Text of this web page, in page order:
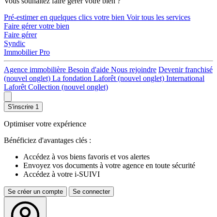
Pré-estimer en quelques clics votre bien Voir tous les services
Faire gérer votre bien
Faire gérer
Syndic
Immobilier Pro
Agence immobilière Besoin d'aide Nous rejoindre Devenir franchisé
(nouvel onglet) La fondation Laforêt (nouvel onglet) International
Laforêt Collection (nouvel onglet)
S'inscrire 1
Optimiser votre expérience
Bénéficiez d'avantages clés :
Accédez à vos biens favoris et vos alertes
Envoyez vos documents à votre agence en toute sécurité
Accédez à votre i-SUIVI
Se créer un compte Se connecter